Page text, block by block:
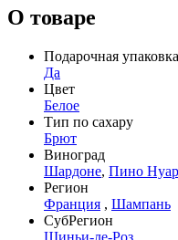
О товаре
Подарочная упаковка
Да
Цвет
Белое
Тип по сахару
Брют
Виноград
Шардоне, Пино Нуар
Регион
Франция , Шампань
СубРегион
Шиньи-ле-Роз